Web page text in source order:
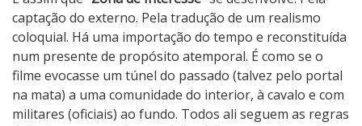
captação do externo. Pela tradução de um realismo
coloquial. Há uma importação do tempo e reconstituída
num presente de propósito atemporal. É como se o
filme evocasse um túnel do passado (talvez pelo portal
na mata) a uma comunidade do interior, à cavalo e com
militares (oficiais) ao fundo. Todos ali seguem as regras